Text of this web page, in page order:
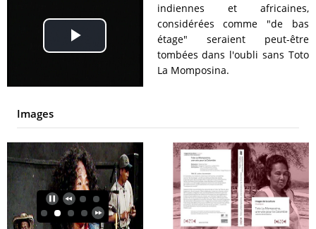
Play
Video
indiennes et africaines,
considérées comme "de bas
étage" seraient peut-être
tombées dans l'oubli sans Toto
La Momposina.
Images